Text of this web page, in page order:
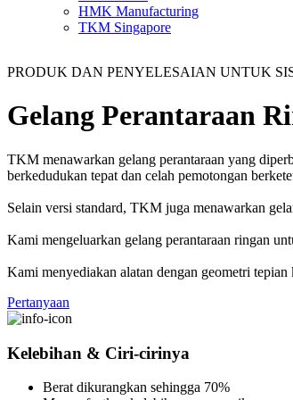
HMK Manufacturing
TKM Singapore
PRODUK DAN PENYELESAIAN UNTUK
Gelang Perantaraan
TKM menawarkan gelang perantaraan yang
berkedudukan tepat dan celah pemotongan
Selain versi standard, TKM juga menawarkan
Kami mengeluarkan gelang perantaraan ringan
Kami menyediakan alatan dengan geometri
Pertanyaan
Kelebihan & Ciri-cirinya
Berat dikurangkan sehingga 70%